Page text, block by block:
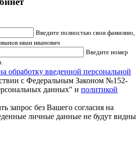
Введите полностью свои фамилию,
иван иванович
Введите номер
обработку введенной персональной
с Федеральным Законом №152-
данных" и политикой
запрос без Вашего согласия на
личные данные не будут видны